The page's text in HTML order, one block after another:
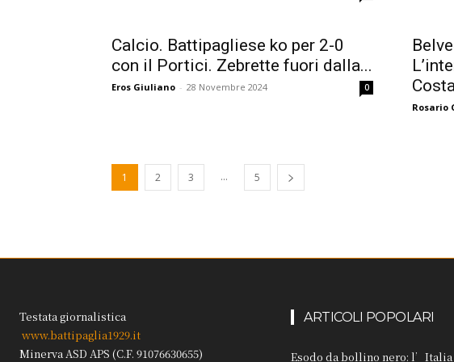
Calcio. Battipagliese ko per 2-0
con il Portici. Zebrette fuori dalla...
Eros Giuliano - 28 Novembre 2024 0
Rosario
1 2 3 ... 5
Testata giornalistica
www.battipaglia1929.it
Minerva ASD APS (C.F. 91076630655)
ARTICOLI POPOLARI
Esodo da bollino nero: